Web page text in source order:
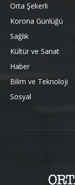
Orta Şekerli
Korona Günlüğü
Sağlık
Kültür ve Sanat
Haber
Bilim ve Teknoloji
Sosyal